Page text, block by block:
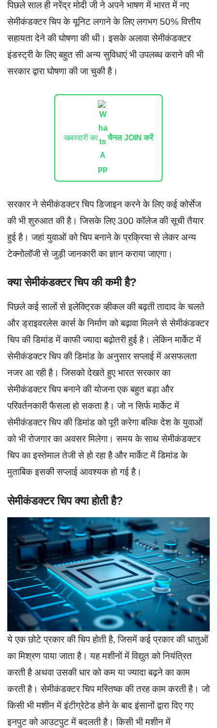
पिछले साल ही नरेंद्र मोदी जी ने अपने भाषण में भारत में नए
सेमीकंडक्टर चिप के यूनिट लगाने के लिए लगभग 50% वित्तीय
सहायता देने की घोषणा की थी। इसके अलावा सेमीकंडक्टर
इंडस्ट्री के लिए बहुत सी अन्य सुविधाएं भी उपलब्ध कराने की भी
सरकार द्वारा घोषणा की जा चुकी है।
खबरदारी का चैनल JOIN करें
सरकार ने सेमीकंडक्टर चिप डिजाइन करने के लिए कई कोर्सेज
की भी शुरुआत की है। जिसके लिए 300 कॉलेज की सूची तैयार
हुई है। जहां युवाओं को चिप बनाने के प्रक्रिया से लेकर अन्य
टेक्नोलॉजी से जुड़ी जानकारी का ज्ञान कराया जाएगा।
क्या सेमीकंडक्टर चिप की कमी है?
पिछले कई सालों से इलेक्ट्रिक व्हीकल की बढ़ती तादाद के चलते
और ड्राइवरलेस कार्स के निर्माण को बढ़ावा मिलने से सेमीकंडक्टर
चिप की डिमांड में काफी ज्यादा बढ़ोतरी हुई है। लेकिन मार्केट में
सेमीकंडक्टर चिप की डिमांड के अनुसार सप्लाई में असफलता
नजर आ रही है। जिसको देखते हुए भारत सरकार का
सेमीकंडक्टर चिप बनाने की योजना एक बहुत बड़ा और
परिवर्तनकारी फैसला हो सकता है। जो न सिर्फ मार्केट में
सेमीकंडक्टर चिप की डिमांड को पूरी करेगा बल्कि देश के युवाओं
को भी रोजगार का अवसर मिलेगा। समय के साथ सेमीकंडक्टर
चिप का इस्तेमाल तेजी से हो रहा है और मार्केट में डिमांड के
मुताबिक इसकी सप्लाई आवश्यक हो गई है।
सेमीकंडक्टर चिप क्या होती है?
ये एक छोटे प्रकार की चिप होती है, जिसमें कई प्रकार की धातुओं
का मिश्रण पाया जाता है। यह मशीनों में विद्युत को नियंत्रित
करती है अथवा उसकी धार को कम या ज्यादा बढ़ने का काम
करती है। सेमीकंडक्टर चिप मस्तिष्क की तरह काम करती है। जो
किसी भी मशीन में इंटीग्रेटेड होने के बाद इंसानों द्वारा दिए गए
इनपुट को आउटपुट में बदलती है। किसी भी मशीन में